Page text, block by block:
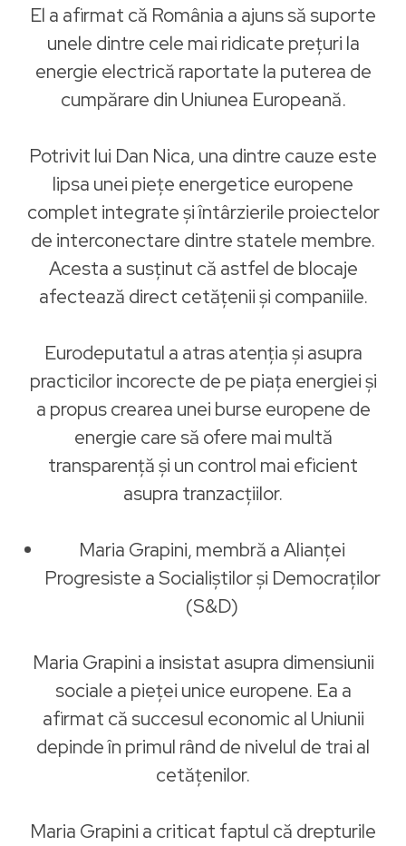
El a afirmat că România a ajuns să suporte
unele dintre cele mai ridicate prețuri la
energie electrică raportate la puterea de
cumpărare din Uniunea Europeană.
Potrivit lui Dan Nica, una dintre cauze este
lipsa unei piețe energetice europene
complet integrate și întârzierile proiectelor
de interconectare dintre statele membre.
Acesta a susținut că astfel de blocaje
afectează direct cetățenii și companiile.
Eurodeputatul a atras atenția și asupra
practicilor incorecte de pe piața energiei și
a propus crearea unei burse europene de
energie care să ofere mai multă
transparență și un control mai eficient
asupra tranzacțiilor.
Maria Grapini, membră a Alianței
Progresiste a Socialiștilor și Democraților
(S&D)
Maria Grapini a insistat asupra dimensiunii
sociale a pieței unice europene. Ea a
afirmat că succesul economic al Uniunii
depinde în primul rând de nivelul de trai al
cetățenilor.
Maria Grapini a criticat faptul că drepturile